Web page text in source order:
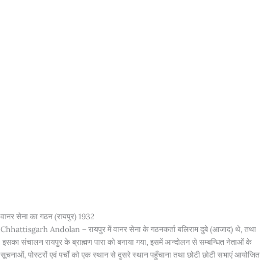
वानर सेना का गठन (रायपुर) 1932
Chhattisgarh Andolan – रायपुर में वानर सेना के गठनकर्ता बलिराम दुबे (आजाद) थे, तथा
इसका संचालन रायपुर के ब्राह्मण पारा को बनाया गया, इसमें आन्दोलन से सम्बन्धित नेताओं के
सूचनाओं, पोस्टरों एवं पर्चों को एक स्थान से दुसरे स्थान पहुँचाना तथा छोटी छोटी सभाएं आयोजित